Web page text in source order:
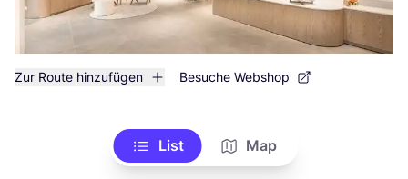
Zur Route hinzufügen Besuche Webshop
List Map